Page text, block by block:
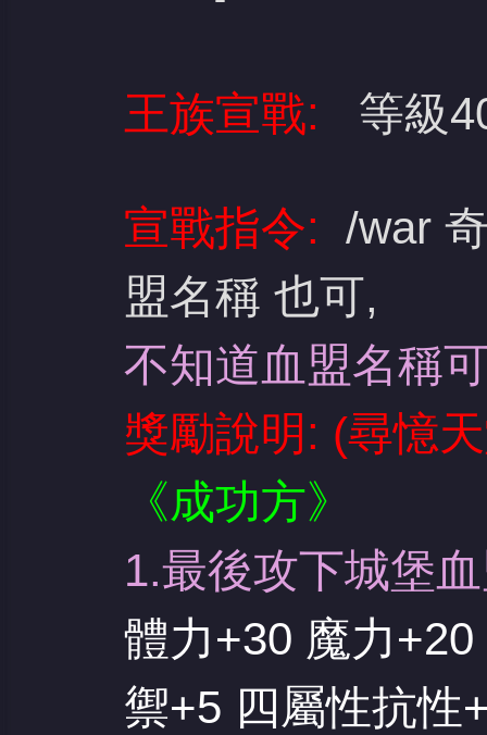
王族宣戰: 等級
宣戰指令: /war
盟名稱 也可,
不知道血盟名稱
獎勵說明: (尋憶
《成功方》
1.最後攻下城堡
體力+30 魔力
禦+5 四屬性抗性